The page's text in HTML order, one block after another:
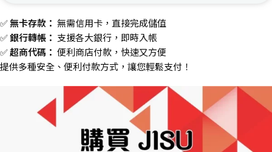
✅無卡存款： 無需信用卡，直接完成儲值
✅銀行轉帳： 支援各大銀行，即時入帳
✅超商代碼： 便利商店付款，快速又方便
提供多種安全、便利付款方式，讓您輕鬆支付！